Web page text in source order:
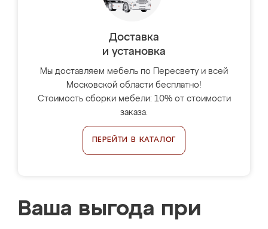
Доставка
и установка
Мы доставляем мебель по Пересвету и всей
Московской области бесплатно!
Стоимость сборки мебели: 10% от стоимости
заказа.
ПЕРЕЙТИ В КАТАЛОГ
Ваша выгода при